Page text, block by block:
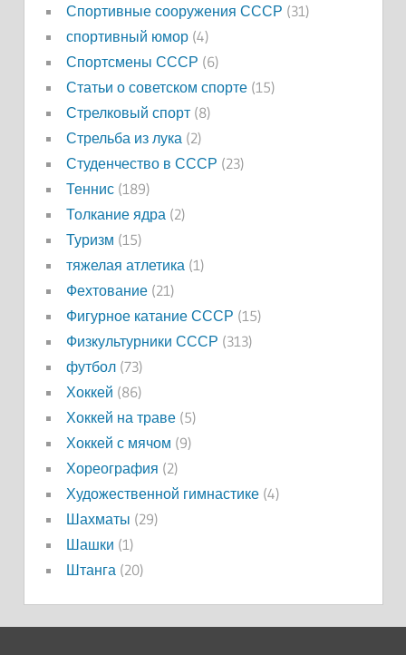
Спортивные сооружения СССР (31)
спортивный юмор(4)
Спортсмены СССР (6)
Статьи о советском спорте(15)
Стрелковый спорт(8)
Стрельба из лука (2)
Студенчество в СССР (23)
Теннис(189)
Толкание ядра (2)
Туризм (15)
тяжелая атлетика (1)
Фехтование(21)
Фигурное катание СССР (15)
Физкультурники СССР (313)
футбол(73)
Хоккей (86)
Хоккей на траве(5)
Хоккей с мячом (9)
Хореография (2)
Художественной гимнастике(4)
Шахматы (29)
Шашки (1)
Штанга (20)